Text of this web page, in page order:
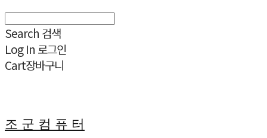
Search 검색
Log In 로그인
Cart장바구니
조 군 컴 퓨 터